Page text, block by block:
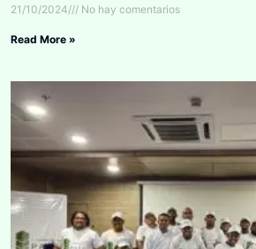
21/10/2024 No hay comentarios
Read More »